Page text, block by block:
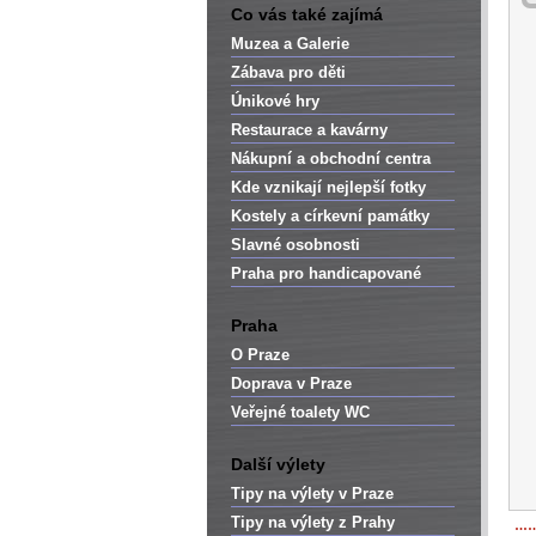
Co vás také zajímá
Muzea a Galerie
Zábava pro děti
Únikové hry
Restaurace a kavárny
Nákupní a obchodní centra
Kde vznikají nejlepší fotky
Kostely a církevní památky
Slavné osobnosti
Praha pro handicapované
Praha
O Praze
Doprava v Praze
Veřejné toalety WC
Další výlety
Tipy na výlety v Praze
Tipy na výlety z Prahy